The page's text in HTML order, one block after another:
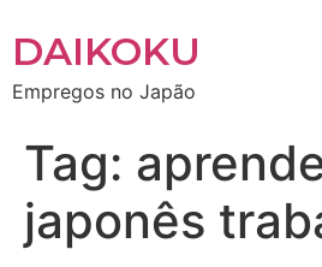
DAIKOKU
Empregos no Japão
Tag:
japonês